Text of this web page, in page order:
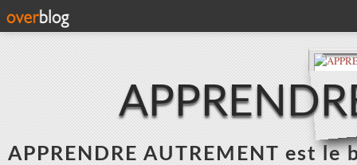
APPRENDRE AUTREMENT est